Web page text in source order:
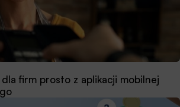
dla firm prosto z aplikacji mobilnej